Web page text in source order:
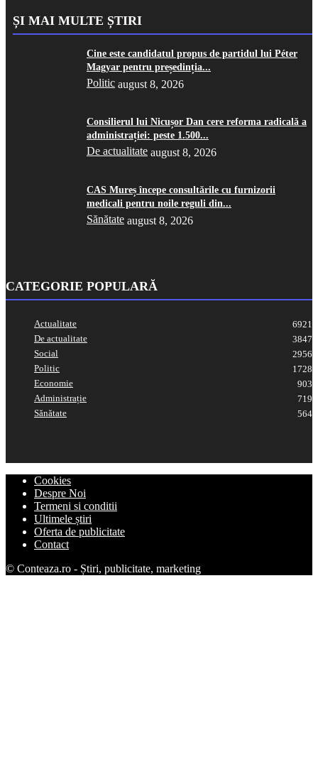
ȘI MAI MULTE ȘTIRI
Cine este candidatul propus de partidul lui Péter
Magyar pentru președinția...
Politic august 8, 2026
Consilierul lui Nicușor Dan cere reforma radicală a
administrației: peste 1.500...
De actualitate august 8, 2026
CAS Mureș începe consultările cu furnizorii
medicali pentru noile reguli din...
Sănătate august 8, 2026
CATEGORIE POPULARĂ
Actualitate
6921
De actualitate
3847
Social
2956
Politic
1728
Economie
903
Administrație
719
Sănătate
564
Cookies
Despre Noi
Termeni si conditii
Ultimele știri
Oferta de publicitate
Contact
© Conteaza.ro - Știri, publicitate, marketing